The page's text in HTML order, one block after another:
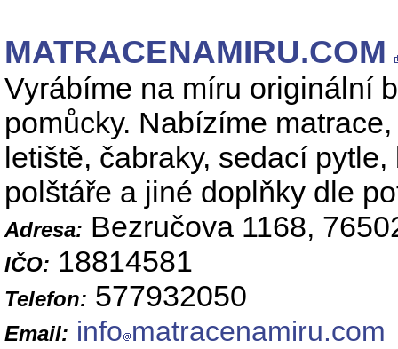
MATRACENAMIRU.COM
Vyrábíme na míru originální
pomůcky. Nabízíme
letiště, čabraky, sedací
polštáře a jiné doplňky dle
Adresa: Bezručova 1168,
IČO: 18814581
Telefon: 577932050
Email: info matracenamiru.com